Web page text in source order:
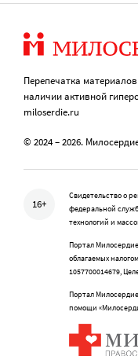
Перепечатка
наличии активной
miloserdie.ru
© 2024 – 2026.
16+
Свидетельство о
федеральной
технологий и
Портал
облагаемых
1057700014679,
Портал
помощи